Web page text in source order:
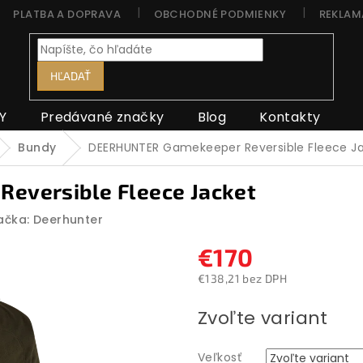
PLATBA A DOPRAVA OBCHODNÉ PODMIENKY
HĽADAŤ
Predávané značky Blog Kontakty
Bundy DEERHUNTER Gamekeeper Reversible Fleece
Reversible Fleece Jacket
Deerhunter
€170
€138,21 bez DPH
cena:
Zvoľte variant
Veľkosť